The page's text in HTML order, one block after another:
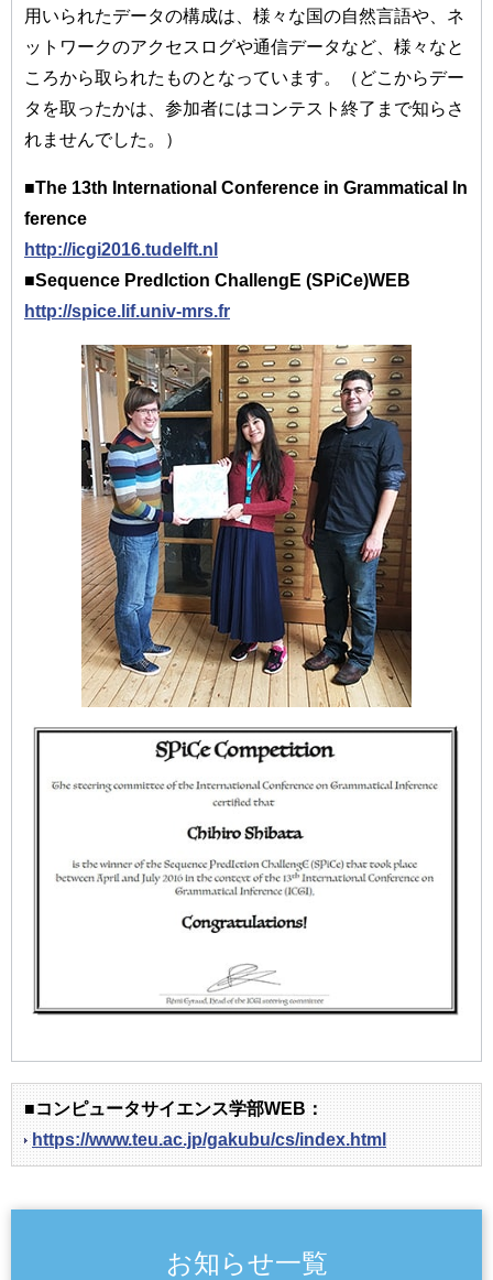
用いられたデータの構成は、様々な国の自然言語や、ネ
ットワークのアクセスログや通信データなど、様々なと
ころから取られたものとなっています。（どこからデー
タを取ったかは、参加者にはコンテスト終了まで知らさ
れませんでした。）
■The 13th International Conference in Grammatical In
ference
http://icgi2016.tudelft.nl
■Sequence PredIction ChallengE (SPiCe)WEB
http://spice.lif.univ-mrs.fr
■コンピュータサイエンス学部WEB：
https://www.teu.ac.jp/gakubu/cs/index.html
お知らせ一覧